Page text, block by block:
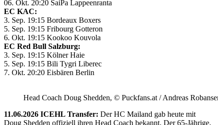
06. Okt. 20:20 SaiPa Lappeenranta
EC KAC:
3. Sep. 19:15 Bordeaux Boxers
5. Sep. 19:15 Fribourg Gotteron
6. Okt. 19:15 Kookoo Kouvola
EC Red Bull Salzburg:
3. Sep. 19:15 Kölner Haie
5. Sep. 19:15 Bili Tygri Liberec
7. Okt. 20:20 Eisbären Berlin
Head Coach Doug Shedden, © Puckfans.at / Andreas
11.06.2026 ICEHL Transfer: Der HC Mailand gab heute mit
Doug Shedden offiziell ihren Head Coach bekannt. Der 65-Jährige,